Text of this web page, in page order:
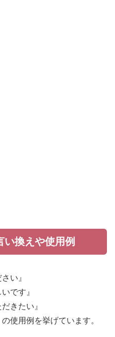
い換えや使用例
い』
です』
きたい』
の使用例を挙げています。